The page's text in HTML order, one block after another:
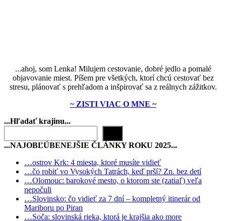
...ahoj, som Lenka! Milujem cestovanie, dobré jedlo a pomalé
objavovanie miest. Píšem pre všetkých, ktorí chcú cestovať bez
stresu, plánovať s prehľadom a inšpirovať sa z reálnych zážitkov.
~ ZISTI VIAC O MNE ~
...Hľadať krajinu...
…ostrov Krk: 4 miesta, ktoré musíte vidieť
…čo robiť vo Vysokých Tatrách, keď prší? Zn. bez detí
…Olomouc: barokové mesto, o ktorom ste (zatiaľ) veľa
nepočuli
…Slovinsko: čo vidieť za 7 dní – kompletný itinerár od
Mariboru po Piran
…Soča: slovinská rieka, ktorá je krajšia ako more